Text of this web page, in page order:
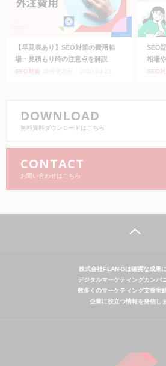
【早見表あり】SEO対策の費用相
場・見積もり時の注意点を解説
SEO対策
SEO
相場
SEO
DOWNLOAD
無料資料ダウンロードはこちら
CONTACT
お問い合わせはこちら
株式会社PLAN-Bは確実な成果
デジタルマーケティングカンパ
数多くのマーケティング支援実
企業に役立つ情報を発信しま